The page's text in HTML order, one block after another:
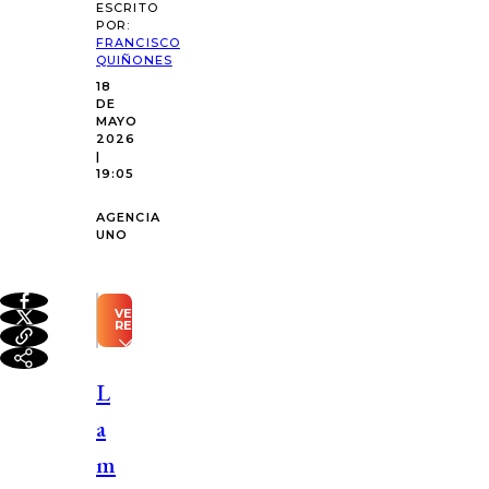
ESCRITO
POR:
FRANCISCO
QUIÑONES
18
DE
MAYO
2026
|
19:05
AGENCIA
UNO
VER
RESUMEN
generado
Inteligencia
L
a
m